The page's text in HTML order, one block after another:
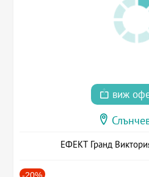
виж
ЕФЕКТ Гранд